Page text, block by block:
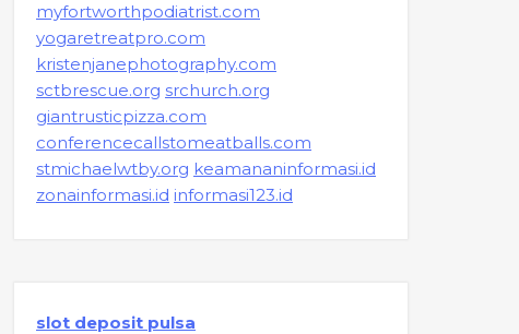
myfortworthpodiatrist.com
yogaretreatpro.com
kristenjanephotography.com
sctbrescue.org srchurch.org
giantrusticpizza.com
conferencecallstomeatballs.com
stmichaelwtby.org keamananinformasi.id
zonainformasi.id informasi123.id
slot deposit pulsa